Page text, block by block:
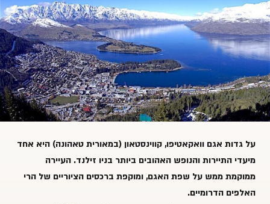
על גדות אגם וואקאטיפו, קווינסטאון (במאורית טאהונה) היא אחד
מיעדי התיירות והנופש האהובים ביותר בניו זילנד. העיירה
ממוקמת ממש על שפת האגם, ומוקפת ברכסים הציוריים של הרי
האלפים הדרומיים.